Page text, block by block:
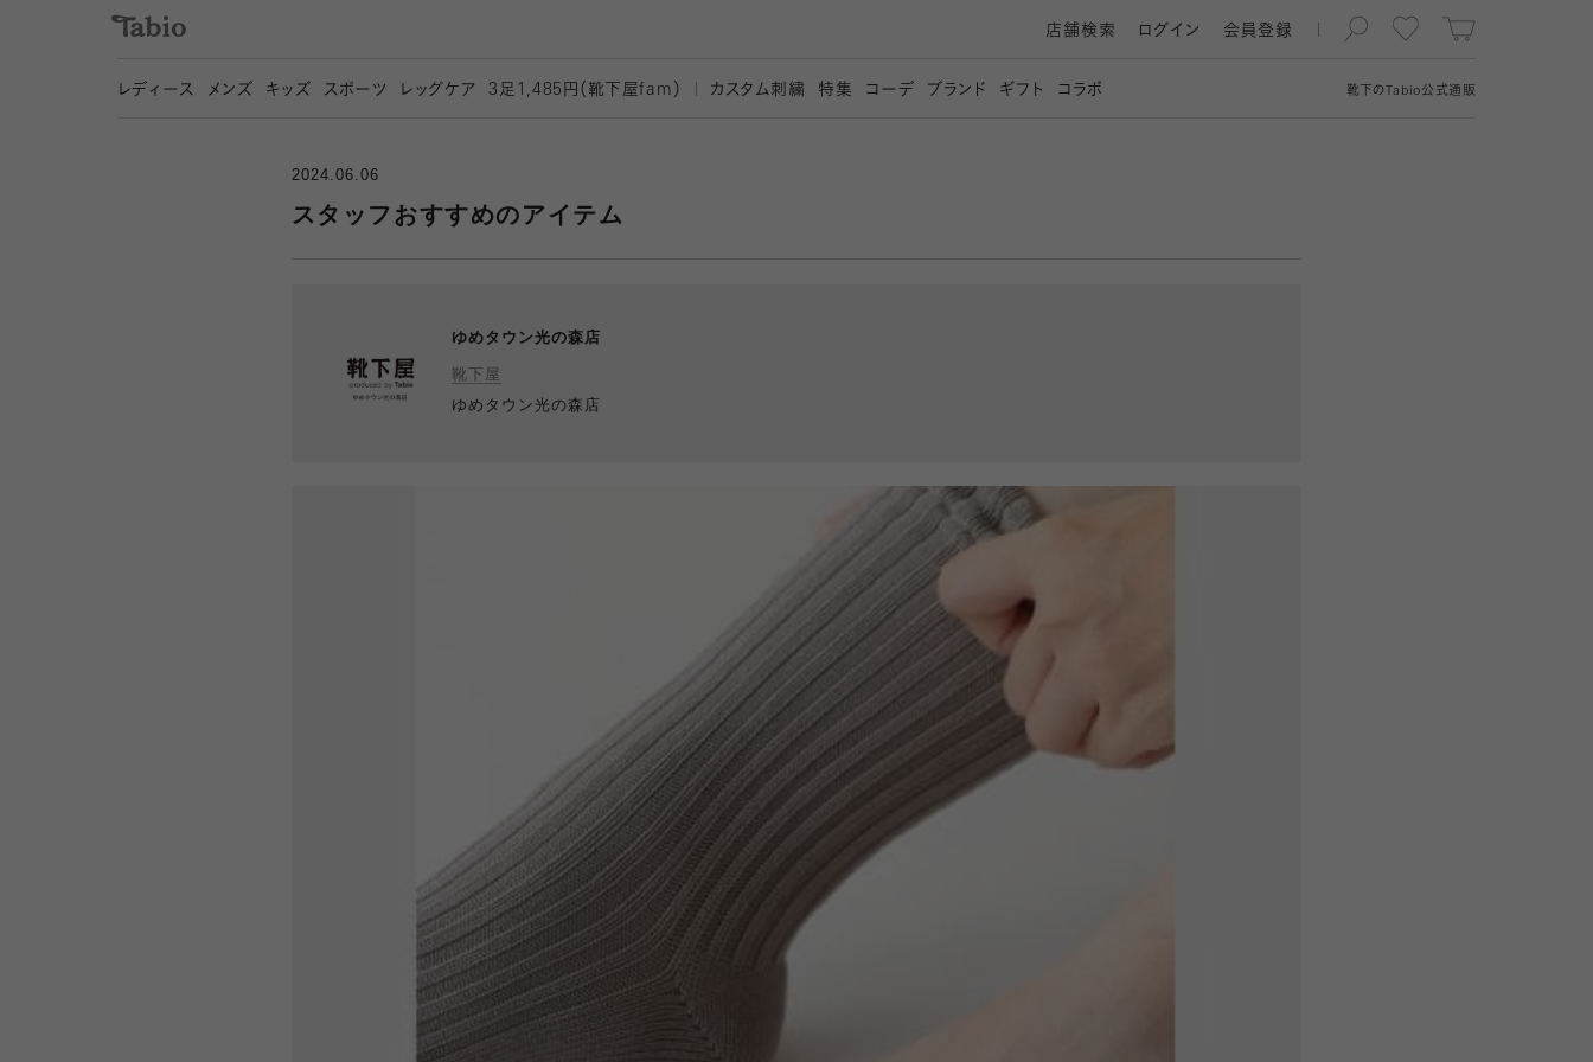
靴下の Tabio公式通販
店舗検索 ログイン 会員登録
レディース メンズ キッズ スポーツ レッグケア 3 足1,485円（靴下屋fam） カスタム刺繍 特集 コーデ ブランド ギフト コラボ
2024.06.06
スタッフおすすめのアイテム
ゆめタウン光の森店
靴下屋
ゆめタウン光の森店